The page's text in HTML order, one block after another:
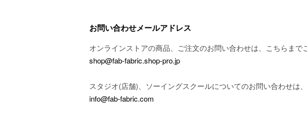
お問い合わせメールアドレス
オンラインストアの商品、ご注文のお問い合わせは、こちらまで
shop@fab-fabric.shop-pro.jp
スタジオ(店舗)、ソーイングスクールについてのお問い合わせは
info@fab-fabric.com